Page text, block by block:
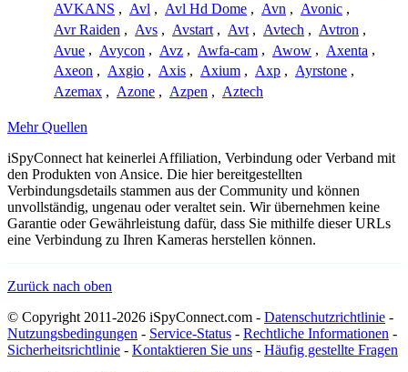
AVKANS , Avl , Avl Hd Dome , Avn , Avonic ,
Avr Raiden , Avs , Avstart , Avt , Avtech , Avtron ,
Avue , Avycon , Avz , Awfa-cam , Awow , Axenta ,
Axeon , Axgio , Axis , Axium , Axp , Ayrstone ,
Azemax , Azone , Azpen , Aztech
Mehr Quellen
iSpyConnect hat keinerlei Affiliation, Verbindung oder Verband mit
den Produkten von Ansice. Die hier bereitgestellten
Verbindungsdetails stammen aus der Community und können
unvollständig, ungenau oder veraltet sein. Wir übernehmen keine
Garantie oder Gewährleistung dafür, dass Sie mithilfe dieser URLs
eine Verbindung zu Ihren Kameras herstellen können.
Zurück nach oben
© Copyright 2011-2026 iSpyConnect.com - Datenschutzrichtlinie -
Nutzungsbedingungen - Service-Status - Rechtliche Informationen -
Sicherheitsrichtlinie - Kontaktieren Sie uns - Häufig gestellte Fragen